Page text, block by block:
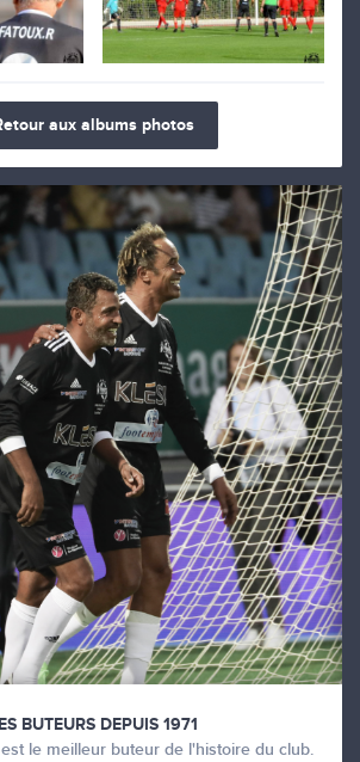
aux albums photos
BUTEURS DEPUIS 1971
le meilleur buteur de l'histoire du club.